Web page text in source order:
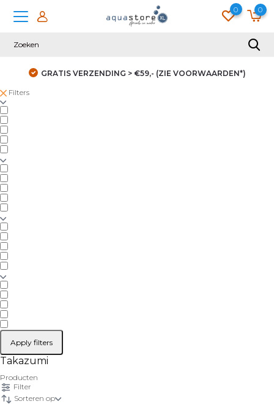
0 0
GRATIS VERZENDING > €59,- (ZIE VOORWAARDEN*)
Filters
Apply filters
Takazumi
Producten
Filter
Sorteren op